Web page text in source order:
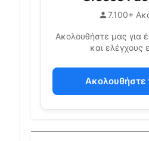
7.100+
Ακολουθήστε μας για
και ελέγχους
Ακολουθήστε